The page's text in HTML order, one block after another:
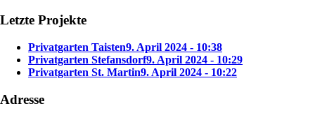
Letzte Projekte
Privatgarten Taisten9. April 2024 - 10:38
Privatgarten Stefansdorf9. April 2024 - 10:29
Privatgarten St. Martin9. April 2024 - 10:22
Adresse